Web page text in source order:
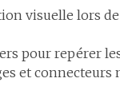
visuelle lors
pour repérer
et connecteurs